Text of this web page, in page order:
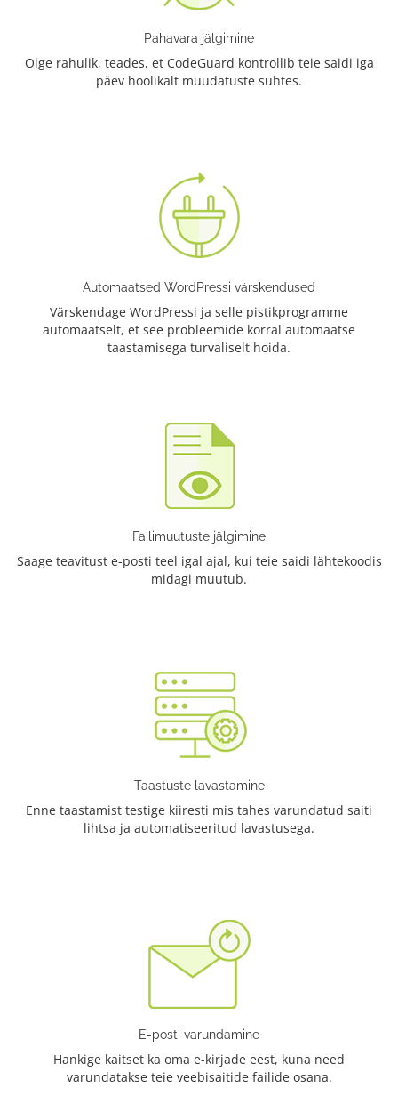
Pahavara jälgimine
Olge rahulik, teades, et CodeGuard kontrollib teie saidi iga
päev hoolikalt muudatuste suhtes.
Automaatsed WordPressi värskendused
Värskendage WordPressi ja selle pistikprogramme
automaatselt, et see probleemide korral automaatse
taastamisega turvaliselt hoida.
Failimuutuste jälgimine
Saage teavitust e-posti teel igal ajal, kui teie saidi lähtekoodis
midagi muutub.
Taastuste lavastamine
Enne taastamist testige kiiresti mis tahes varundatud saiti
lihtsa ja automatiseeritud lavastusega.
E-posti varundamine
Hankige kaitset ka oma e-kirjade eest, kuna need
varundatakse teie veebisaitide failide osana.